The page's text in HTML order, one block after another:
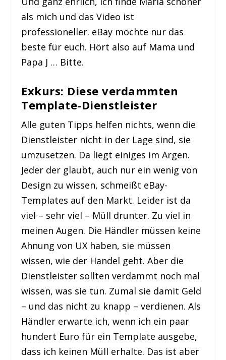
als mich und das Video ist
professioneller. eBay möchte nur das
beste für euch. Hört also auf Mama und
Papa J … Bitte.
Exkurs: Diese verdammten
Template-Dienstleister
Alle guten Tipps helfen nichts, wenn die
Dienstleister nicht in der Lage sind, sie
umzusetzen. Da liegt einiges im Argen.
Jeder der glaubt, auch nur ein wenig von
Design zu wissen, schmeißt eBay-
Templates auf den Markt. Leider ist da
viel – sehr viel – Müll drunter. Zu viel in
meinen Augen. Die Händler müssen keine
Ahnung von UX haben, sie müssen
wissen, wie der Handel geht. Aber die
Dienstleister sollten verdammt noch mal
wissen, was sie tun. Zumal sie damit Geld
– und das nicht zu knapp – verdienen. Als
Händler erwarte ich, wenn ich ein paar
hundert Euro für ein Template ausgebe,
dass ich keinen Müll erhalte. Das ist aber